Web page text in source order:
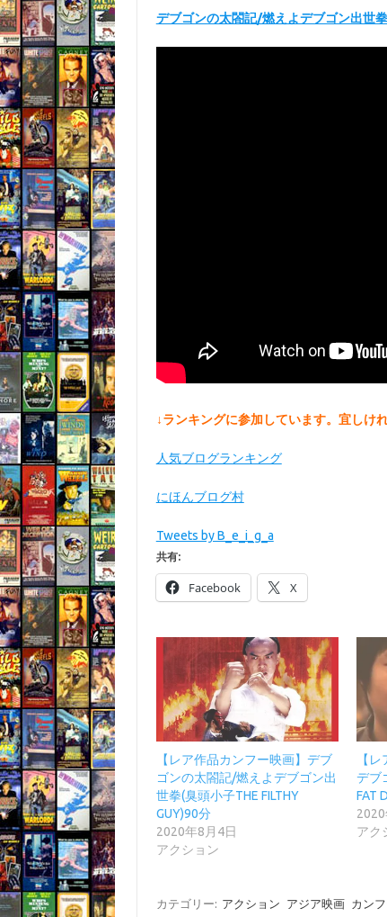
デブゴンの太閤記/燃えよデブゴン出世
↓ランキングに参加しています。宜しけ
人気ブログランキング
にほんブログ村
Tweets by B_e_i_g_a
共有:
Facebook X
【レア作品カンフー映画】デブ
ゴンの太閤記/燃えよデブゴン出
世拳(臭頭小子THE FILTHY
GUY)90分
2020年8月4日
アクション
【
デブ
FAT
アク
カテゴリー: アクション アジア映画 カン